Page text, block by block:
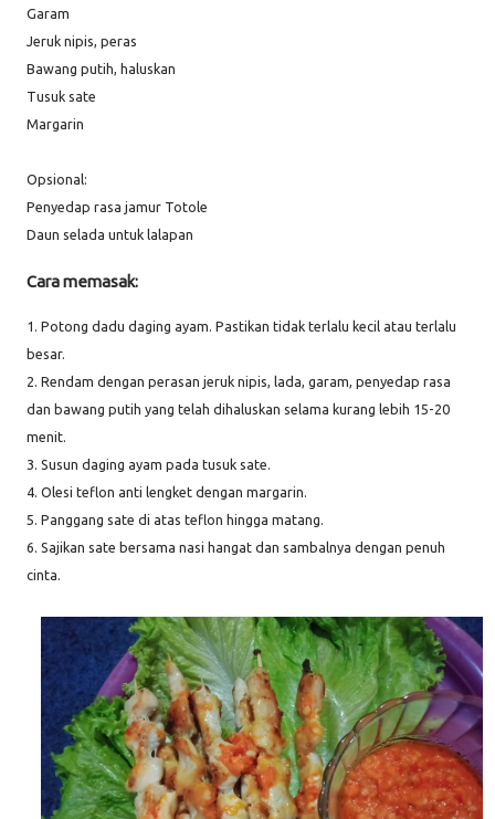
Garam
Jeruk nipis, peras
Bawang putih, haluskan
Tusuk sate
Margarin
Opsional:
Penyedap rasa jamur Totole
Daun selada untuk lalapan
Cara memasak:
1. Potong dadu daging ayam. Pastikan tidak terlalu kecil atau terlalu
besar.
2. Rendam dengan perasan jeruk nipis, lada, garam, penyedap rasa
dan bawang putih yang telah dihaluskan selama kurang lebih 15-20
menit.
3. Susun daging ayam pada tusuk sate.
4. Olesi teflon anti lengket dengan margarin.
5. Panggang sate di atas teflon hingga matang.
6. Sajikan sate bersama nasi hangat dan sambalnya dengan penuh
cinta.